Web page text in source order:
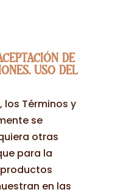
DE
USO DEL
los Términos y
se
otras
para la
en las